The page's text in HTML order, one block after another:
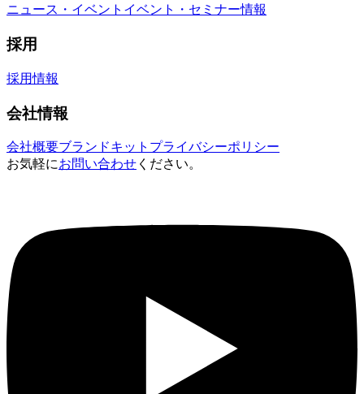
ニュース・イベント イベント・セミナー情報
採用
採用情報
会社情報
会社概要ブランドキット プライバシーポリシー
お気軽にお問い合わせ ください。